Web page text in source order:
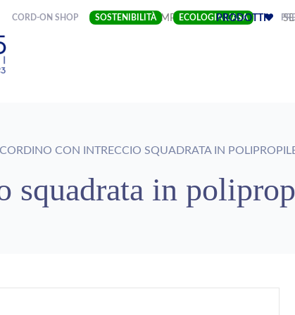
CORD-ON SHOP SOSTENIBILITÀ ECOLOGIA LIASA
IMPRESA(CURRENT)
PRODOTTI
CORDINO CON INTRECCIO SQUADRATA IN
squadrata in